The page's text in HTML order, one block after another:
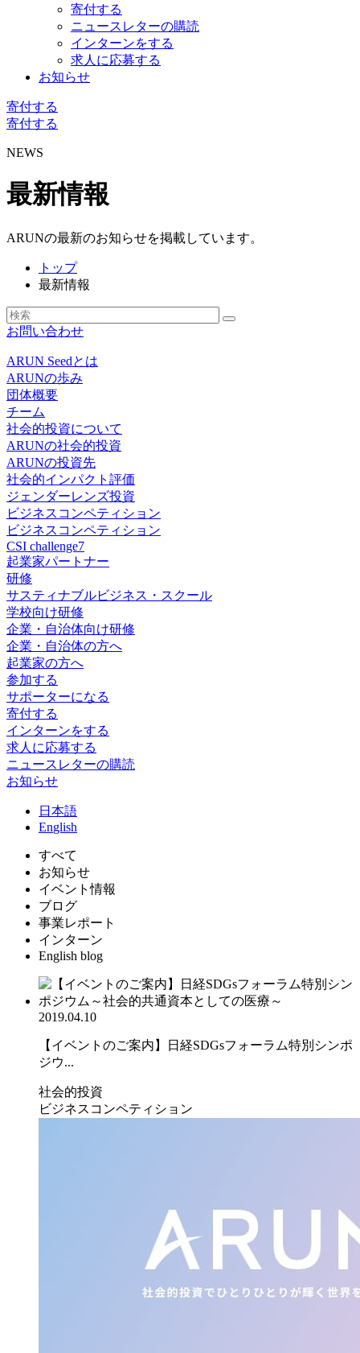
寄付する
ニュースレターの購読
インターンをする
求人に応募する
お知らせ
寄付する
寄付する
NEWS
最新情報
ARUNの最新のお知らせを掲載しています。
トップ
最新情報
お問い合わせ
ARUN Seedとは
ARUNの歩み
団体概要
チーム
社会的投資について
ARUNの社会的投資
ARUNの投資先
社会的インパクト評価
ジェンダーレンズ投資
ビジネスコンペティション
ビジネスコンペティション
CSI challenge7
起業家パートナー
研修
サスティナブルビジネス・スクール
学校向け研修
企業・自治体向け研修
企業・自治体の方へ
起業家の方へ
参加する
サポーターになる
寄付する
インターンをする
求人に応募する
ニュースレターの購読
お知らせ
日 本語
English
すべて
お知らせ
イベント情報
ブログ
事業レポート
インターン
English blog
2019.04.10
【イベントのご案内】日経SDGsフォーラム特別シンポ
ジウ...
社会的投資
ビジネスコンペティション